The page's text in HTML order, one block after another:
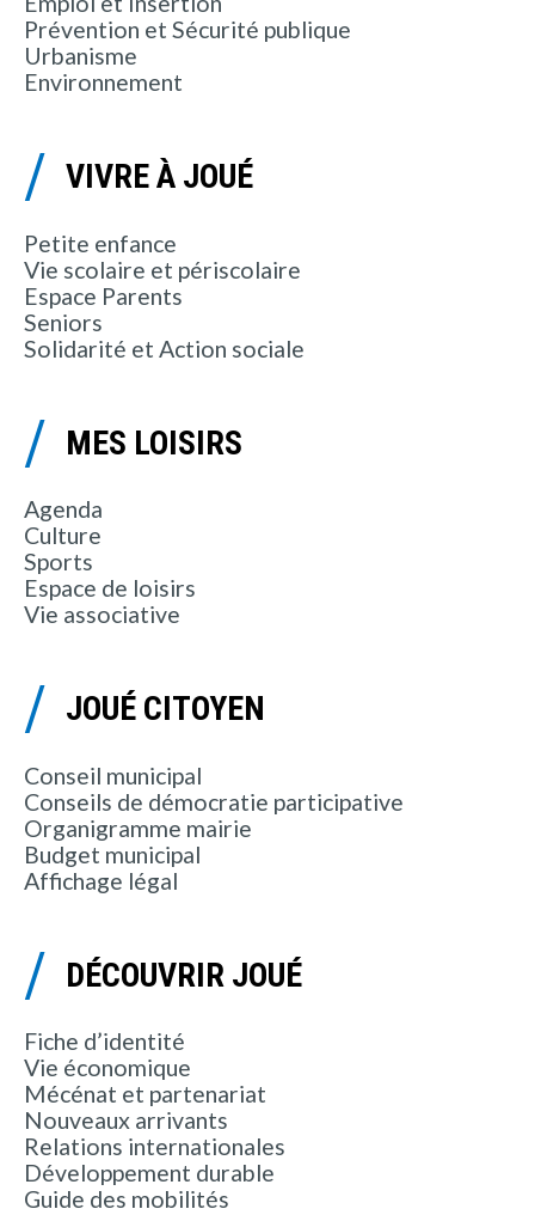
Prévention et Sécurité publique
Urbanisme
Environnement
VIVRE À JOUÉ
Petite enfance
Vie scolaire et périscolaire
Espace Parents
Seniors
Solidarité et Action sociale
MES LOISIRS
Agenda
Culture
Sports
Espace de loisirs
Vie associative
JOUÉ CITOYEN
Conseil municipal
Conseils de démocratie participative
Organigramme mairie
Budget municipal
Affichage légal
DÉCOUVRIR JOUÉ
Fiche d’identité
Vie économique
Mécénat et partenariat
Nouveaux arrivants
Relations internationales
Développement durable
Guide des mobilités